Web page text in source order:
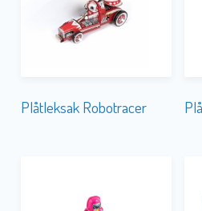
Plåtleksak Robotracer